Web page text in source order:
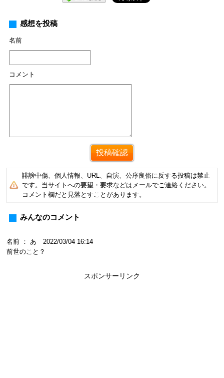
感想を投稿
名前
コメント
誹謗中傷、個人情報、URL、自演、公序良俗に反する投稿は禁止
です。当サイトへの要望・要求などはメールでご連絡ください。
コメント欄だと見落とすことがあります。
みんなのコメント
名前 ： あ 2022/03/04 16:14
前世のこと？
スポンサーリンク